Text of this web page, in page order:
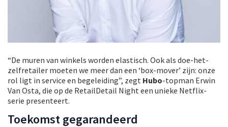
“De muren van winkels worden elastisch. Ook als doe-het-
zelfretailer moeten we meer dan een ‘box-mover’ zijn: onze
rol ligt in service en begeleiding”, zegt Hubo-topman Erwin
Van Osta, die op de RetailDetail Night een unieke Netflix-
serie presenteert.
Toekomst gegarandeerd